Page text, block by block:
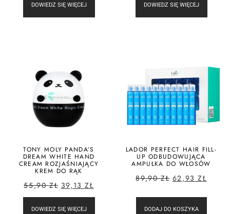
DOWIEDZ SIĘ WIĘCEJ DOWIEDZ SIĘ WIĘCEJ
TONY MOLY PANDA’S
DREAM WHITE HAND
CREAM ROZJAŚNIAJĄCY
KREM DO RĄK
55,90ZŁ 39,13ZŁ
DOWIEDZ SIĘ WIĘCEJ
LADOR PERFECT HAIR FILL-
UP ODBUDOWUJĄCA
AMPUŁKA DO WŁOSÓW
89,90ZŁ 62,93ZŁ
DODAJ DO KOSZYKA